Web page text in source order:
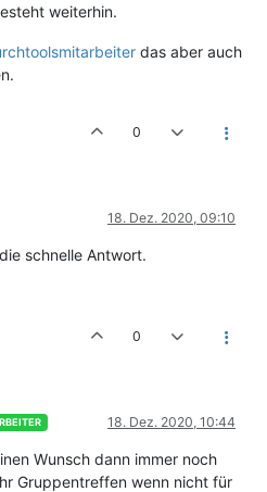
weiterhin.
das aber auch
0
18. Dez. 2020, 09:10
schnelle Antwort.
0
18. Dez. 2020, 10:44
Wunsch dann immer noch
Gruppentreffen wenn nicht für